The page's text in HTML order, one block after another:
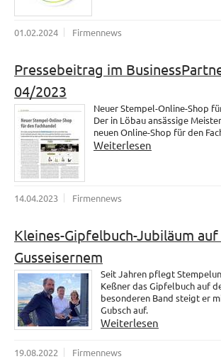
01.02.2024 Firmennews
Pressebeitrag im
04/2023
Neuer Stempel-Online-Shop
Der in Löbau ansässige
neuen Online-Shop für den
Weiterlesen
14.04.2023 Firmennews
Kleines-Gipfelbuch-Jubiläum auf
Gusseisernem
Seit Jahren pflegt
Keßner das Gipfelbuch auf
besonderen Band steigt er
Gubsch auf.
Weiterlesen
19.08.2022 Firmennews